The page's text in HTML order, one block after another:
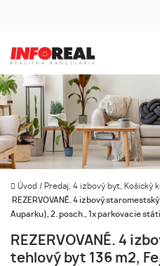
Úvod / Predaj, 4 izbový byt, Košický
REZERVOVANÉ. 4 izbový
Auparku), 2. posch., 1x parkovacie
REZERVOVANÉ. 4
tehlový byt 136 m2,